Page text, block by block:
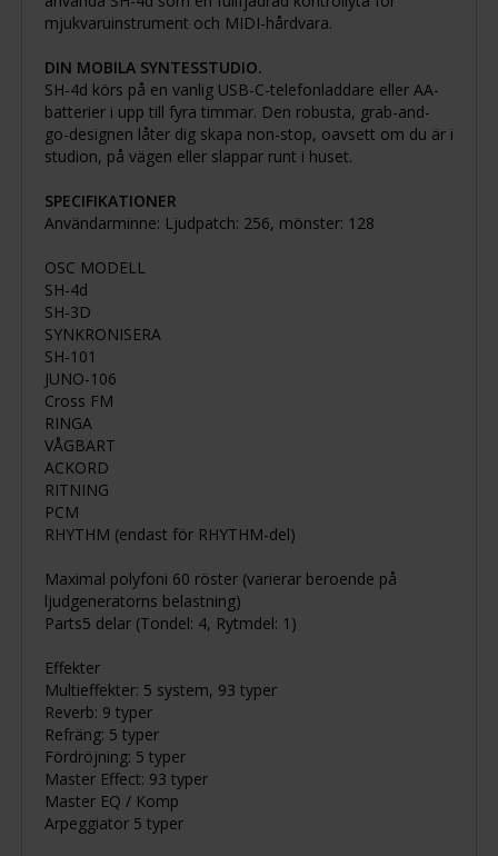
mjukvaruinstrument och MIDI-hårdvara.
DIN MOBILA SYNTESSTUDIO.
SH-4d körs på en vanlig USB-C-telefonladdare eller AA-
batterier i upp till fyra timmar. Den robusta, grab-and-
go-designen låter dig skapa non-stop, oavsett om du är i
studion, på vägen eller slappar runt i huset.
SPECIFIKATIONER
Användarminne: Ljudpatch: 256, mönster: 128
OSC MODELL
SH-4d
SH-3D
SYNKRONISERA
SH-101
JUNO-106
Cross FM
RINGA
VÅGBART
ACKORD
RITNING
PCM
RHYTHM (endast för RHYTHM-del)
Maximal polyfoni 60 röster (varierar beroende på
ljudgeneratorns belastning)
Parts5 delar (Tondel: 4, Rytmdel: 1)
Effekter
Multieffekter: 5 system, 93 typer
Reverb: 9 typer
Refräng: 5 typer
Fördröjning: 5 typer
Master Effect: 93 typer
Master EQ / Komp
Arpeggiator 5 typer